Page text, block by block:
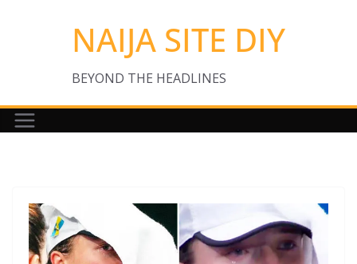
NAIJA SITE DIY
BEYOND THE HEADLINES